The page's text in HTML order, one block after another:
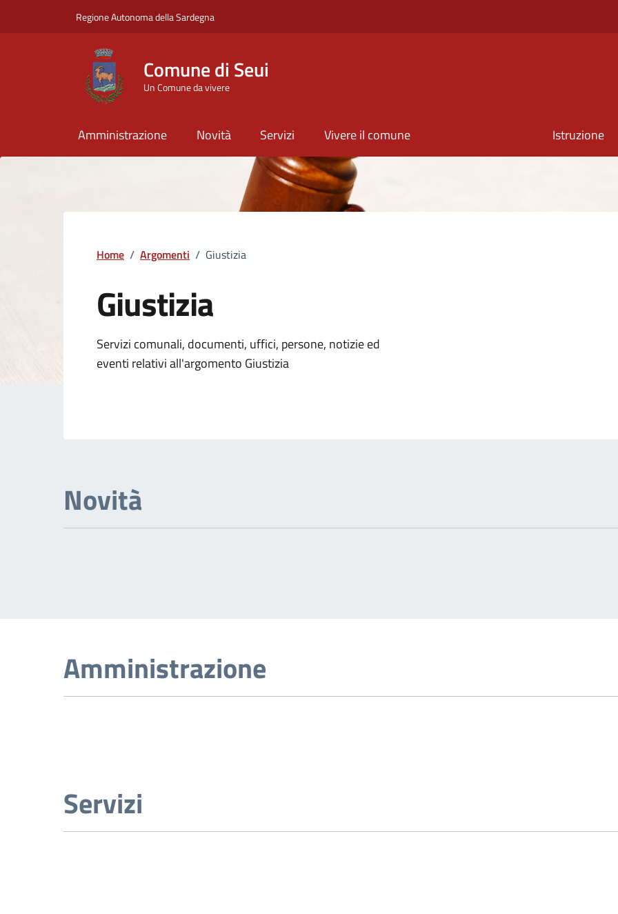
Regione Autonoma della Sardegna
Comune di Seui
Un Comune da vivere
Amministrazione Novità Servizi Vivere il comune Istruzione
Home / Argomenti / Giustizia
Giustizia
Dettagli dell'argomento
Servizi comunali, documenti, uffici, persone, notizie ed
eventi relativi all'argomento Giustizia
Novità
Amministrazione
Servizi